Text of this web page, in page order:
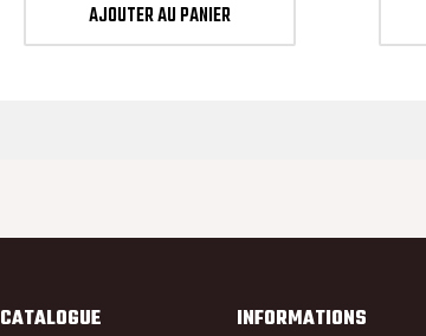
AJOUTER AU PANIER
CATALOGUE INFORMATIONS